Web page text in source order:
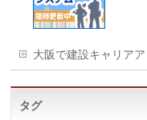
大阪で建設キャリア
タグ